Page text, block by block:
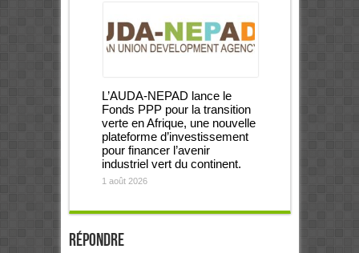
L’AUDA-NEPAD lance le
Fonds PPP pour la transition
verte en Afrique, une nouvelle
plateforme d’investissement
pour financer l’avenir
industriel vert du continent.
1 août 2026
Répondre